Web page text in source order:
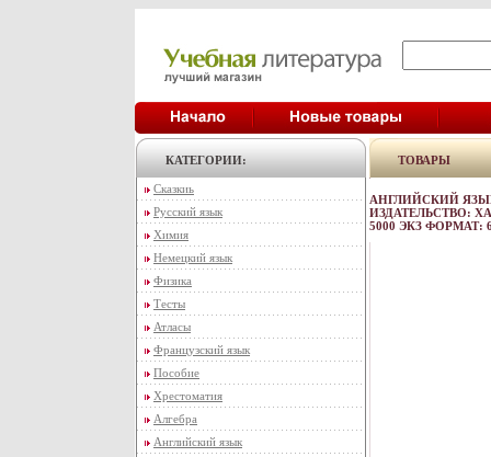
КАТЕГОРИИ:
Сказкиь
Русский язык
Химия
Немецкий язык
Физика
Тесты
Атласы
Французский язык
Пособие
Хрестоматия
Алгебра
Английский язык
ТОВАРЫ
АНГЛИЙСКИЙ
ИЗДАТЕЛЬСТВО:
5000 ЭКЗ ФОРМАТ: